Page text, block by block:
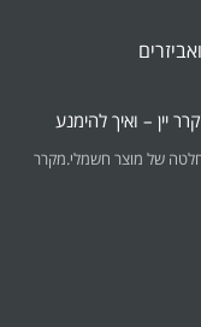
יין – ואיך להימנע
של מוצר חשמלי.מקרר